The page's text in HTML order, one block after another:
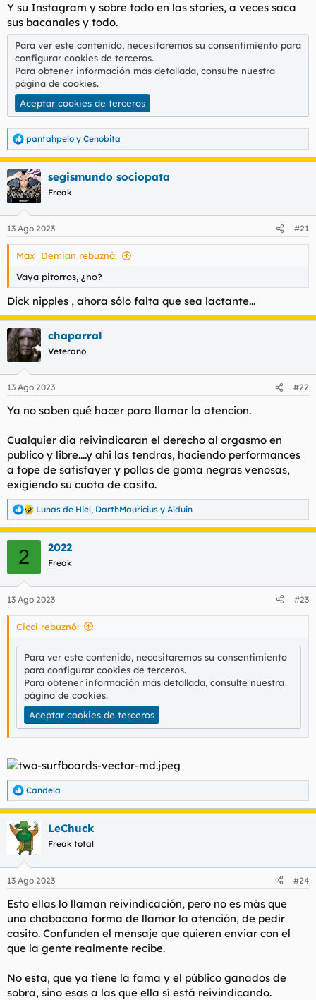
Y su Instagram y sobre todo en las stories, a veces saca
sus bacanales y todo.
Para ver este contenido, necesitaremos su consentimiento para
configurar cookies de terceros.
Para obtener información más detallada, consulte nuestra
página de cookies.
Aceptar cookies de terceros
R
e
a
c
c
i
e
s
pantahpelo y Cenobita
segismundo sociopata
Freak
13 Ago 2023 #21
Max_Demian rebuznó:
Vaya pitorros, ¿no?
Dick nipples , ahora sólo falta que sea lactante...
chaparral
Veterano
13 Ago 2023 #22
Ya no saben qué hacer para llamar la atencion.
Cualquier dia reivindicaran el derecho al orgasmo en
publico y libre....y ahi las tendras, haciendo performances
a tope de satisfayer y pollas de goma negras venosas,
exigiendo su cuota de casito.
R
e
e
s
Lunas de Hiel, DarthMauricius y Alduin
2 2022
Freak
13 Ago 2023 #23
Cicci rebuznó:
Para ver este contenido, necesitaremos su consentimiento
para configurar cookies de terceros.
Para obtener información más detallada, consulte nuestra
página de cookies.
Aceptar cookies de terceros
R
e
c
c
e
:
Candela
LeChuck
Freak total
13 Ago 2023 #24
Esto ellas lo llaman reivindicación, pero no es más que
una chabacana forma de llamar la atención, de pedir
casito. Confunden el mensaje que quieren enviar con el
que la gente realmente recibe.
No esta, que ya tiene la fama y el público ganados de
sobra, sino esas a las que ella sí está reivindicando.